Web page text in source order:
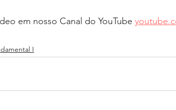
em nosso Canal do YouTube
I